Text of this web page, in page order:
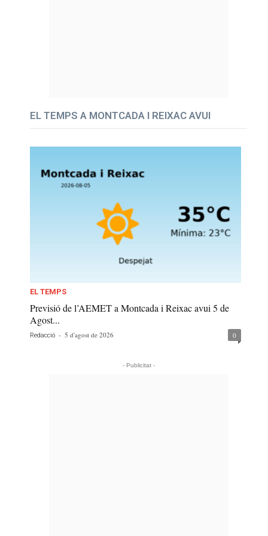
EL TEMPS A MONTCADA I REIXAC AVUI
EL TEMPS
Previsió de l’AEMET a Montcada i Reixac avui 5 de
Agost...
Redacció - 5 d'agost de 2026 0
- Publicitat -